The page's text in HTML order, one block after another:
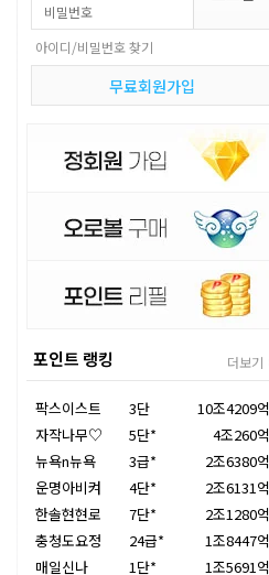
아이디/비밀번호 찾기
무료회원가입
포인트 랭킹 더보기
팍스이스트 3단
10조4209억
자작나무♡
5단*
4조260억
뉴욕n뉴욕
3급*
2조6380억
운명아비켜
4단*
2조6131억
한솔현현로
7단*
2조1280억
충청도요정
24급*
1조8447억
매일신나
1단*
1조5691억